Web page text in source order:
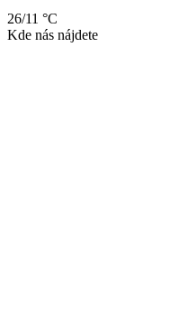
26/11 °C
Kde nás nájdete